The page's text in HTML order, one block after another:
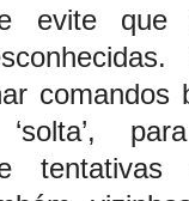
que
comandos